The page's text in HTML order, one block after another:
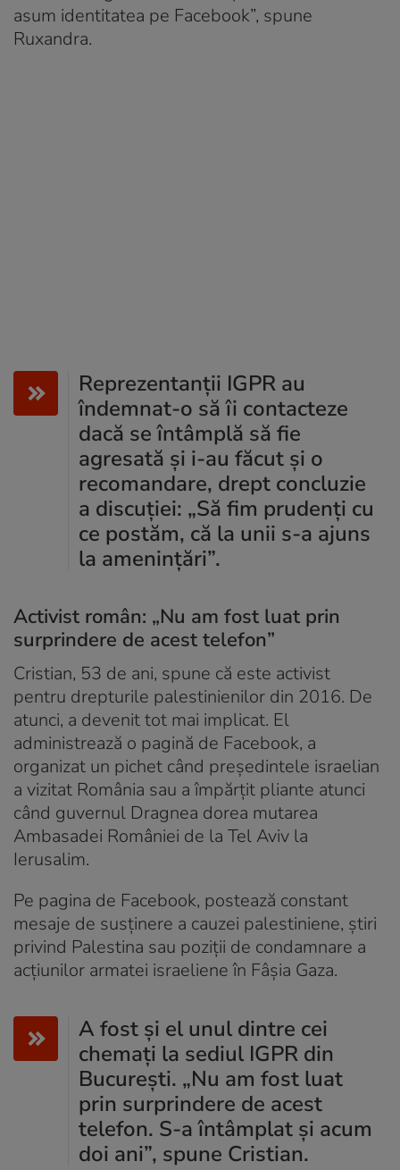
asum identitatea pe Facebook”, spune
Ruxandra.
Reprezentanții IGPR au
îndemnat-o să îi contacteze
dacă se întâmplă să fie
agresată și i-au făcut și o
recomandare, drept concluzie
a discuţiei: „Să fim prudenți cu
ce postăm, că la unii s-a ajuns
la amenințări”.
Activist român: „Nu am fost luat prin
surprindere de acest telefon”
Cristian, 53 de ani, spune că este activist
pentru drepturile palestinienilor din 2016. De
atunci, a devenit tot mai implicat. El
administrează o pagină de Facebook, a
organizat un pichet când președintele israelian
a vizitat România sau a împărțit pliante atunci
când guvernul Dragnea dorea mutarea
Ambasadei României de la Tel Aviv la
Ierusalim.
Pe pagina de Facebook, postează constant
mesaje de susținere a cauzei palestiniene, știri
privind Palestina sau poziții de condamnare a
acțiunilor armatei israeliene în Fâșia Gaza.
A fost și el unul dintre cei
chemați la sediul IGPR din
București. „Nu am fost luat
prin surprindere de acest
telefon. S-a întâmplat și acum
doi ani”, spune Cristian.